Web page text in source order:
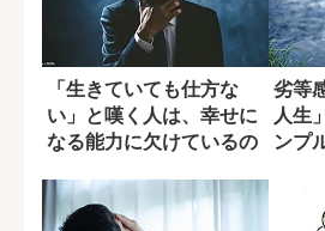
「生きていても仕方な
い」と嘆く人は、幸せに
なる能力に欠けているの
劣等
人生
ンプ